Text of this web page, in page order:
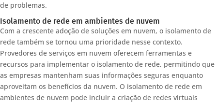
de problemas.
Isolamento de rede em ambientes de nuvem
Com a crescente adoção de soluções em nuvem, o isolamento de
rede também se tornou uma prioridade nesse contexto.
Provedores de serviços em nuvem oferecem ferramentas e
recursos para implementar o isolamento de rede, permitindo que
as empresas mantenham suas informações seguras enquanto
aproveitam os benefícios da nuvem. O isolamento de rede em
ambientes de nuvem pode incluir a criação de redes virtuais